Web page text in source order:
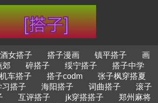
酒女搭子 搭子漫画 镇平搭子
画
郊 碎搭子 绥宁搭子
搭子中学
机车搭子 搭子codm
张子枫穿搭夏
搭子 海阳搭子 词曲搭子
滚子
互评搭子 jk穿搭搭子
郑州麻将